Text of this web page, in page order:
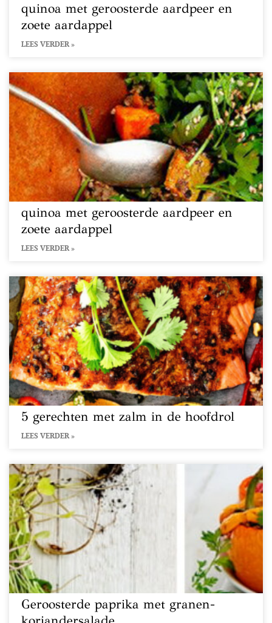
quinoa met geroosterde aardpeer en
zoete aardappel
LEES VERDER »
quinoa met geroosterde aardpeer en
zoete aardappel
LEES VERDER »
5 gerechten met zalm in de hoofdrol
LEES VERDER »
Geroosterde paprika met granen-